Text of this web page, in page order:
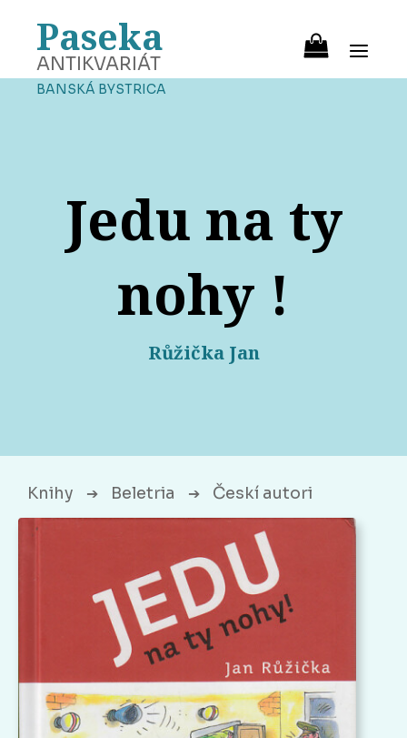
Paseka
ANTIKVARIÁT
BANSKÁ BYSTRICA
Jedu na ty
nohy !
Růžička Jan
Knihy ➔ Beletria ➔ Českí autori